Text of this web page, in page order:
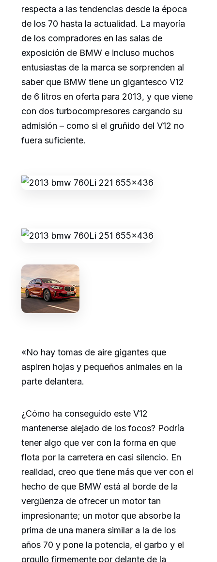
respecta a las tendencias desde la época
de los 70 hasta la actualidad. La mayoría
de los compradores en las salas de
exposición de BMW e incluso muchos
entusiastas de la marca se sorprenden al
saber que BMW tiene un gigantesco V12
de 6 litros en oferta para 2013, y que viene
con dos turbocompresores cargando su
admisión – como si el gruñido del V12 no
fuera suficiente.
«No hay tomas de aire gigantes que
aspiren hojas y pequeños animales en la
parte delantera.
¿Cómo ha conseguido este V12
mantenerse alejado de los focos? Podría
tener algo que ver con la forma en que
flota por la carretera en casi silencio. En
realidad, creo que tiene más que ver con el
hecho de que BMW está al borde de la
vergüenza de ofrecer un motor tan
impresionante; un motor que absorbe la
prima de una manera similar a la de los
años 70 y pone la potencia, el garbo y el
orgullo firmemente por delante de la